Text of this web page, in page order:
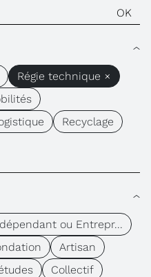
Régie technique ×
Recyclage
ou Entrepr...
Artisan
Collectif